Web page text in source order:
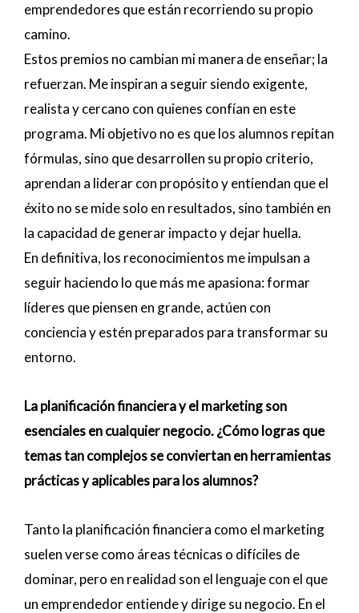
emprendedores que están recorriendo su propio
camino.
Estos premios no cambian mi manera de enseñar; la
refuerzan. Me inspiran a seguir siendo exigente,
realista y cercano con quienes confían en este
programa. Mi objetivo no es que los alumnos repitan
fórmulas, sino que desarrollen su propio criterio,
aprendan a liderar con propósito y entiendan que el
éxito no se mide solo en resultados, sino también en
la capacidad de generar impacto y dejar huella.
En definitiva, los reconocimientos me impulsan a
seguir haciendo lo que más me apasiona: formar
líderes que piensen en grande, actúen con
conciencia y estén preparados para transformar su
entorno.
La planificación financiera y el marketing son
esenciales en cualquier negocio. ¿Cómo logras que
temas tan complejos se conviertan en herramientas
prácticas y aplicables para los alumnos?
Tanto la planificación financiera como el marketing
suelen verse como áreas técnicas o difíciles de
dominar, pero en realidad son el lenguaje con el que
un emprendedor entiende y dirige su negocio. En el